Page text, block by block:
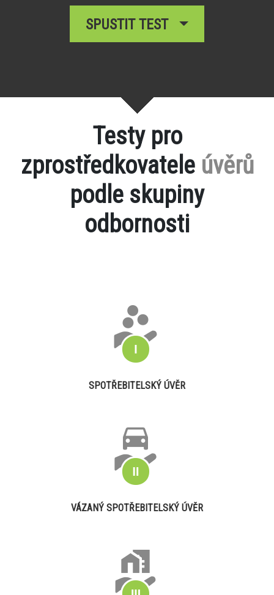
SPUSTIT TEST
Testy pro
zprostředkovatele úvěrů
podle skupiny
odbornosti
SPOTŘEBITELSKÝ ÚVĚR
VÁZANÝ SPOTŘEBITELSKÝ ÚVĚR